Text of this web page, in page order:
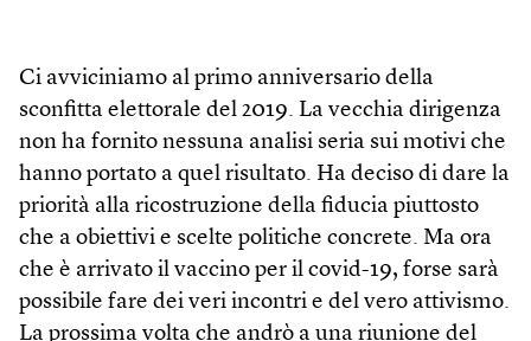
Ci avviciniamo al primo anniversario della
sconfitta elettorale del 2019. La vecchia dirigenza
non ha fornito nessuna analisi seria sui motivi che
hanno portato a quel risultato. Ha deciso di dare la
priorità alla ricostruzione della fiducia piuttosto
che a obiettivi e scelte politiche concrete. Ma ora
che è arrivato il vaccino per il covid-19, forse sarà
possibile fare dei veri incontri e del vero attivismo.
La prossima volta che andrò a una riunione del